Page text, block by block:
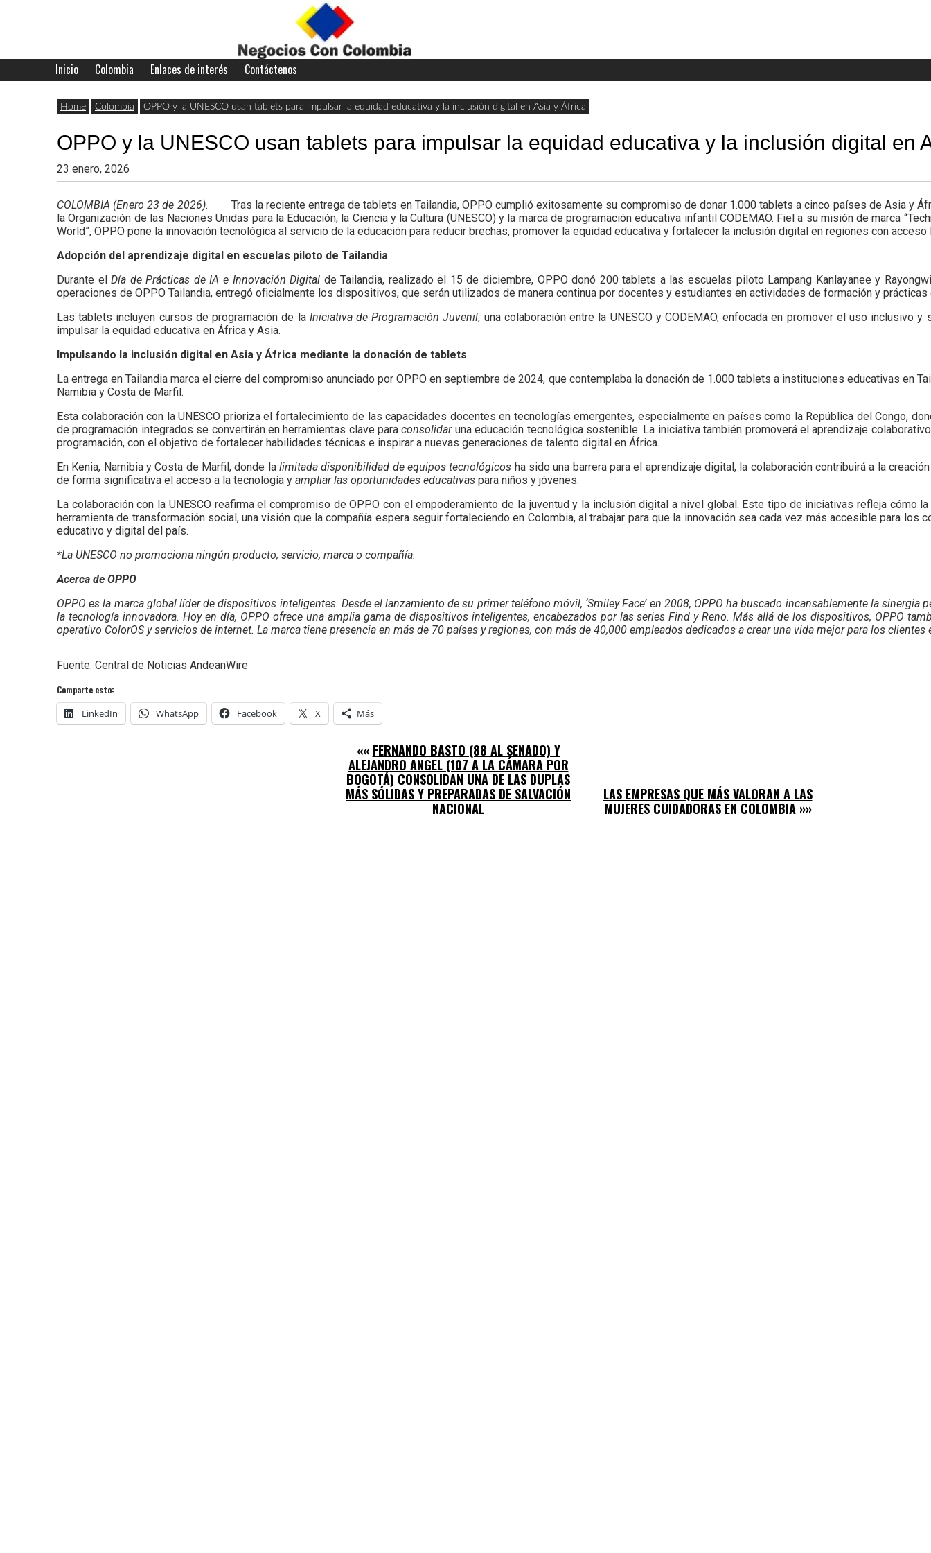
Negocios
con
Colombia
Últimas
noticias,
y
actualidad
de
negocios
con
Colombia.
Widget
Inicio Colombia Enlaces de interés Contáctenos
Home Colombia OPPO y la UNESCO usan tablets para impulsar la equidad educativa y la inclusión digital en Asia y África
OPPO y la UNESCO usan tablets para impulsar la equidad educativa y la inclusión digital en
23 enero, 2026
COLOMBIA (Enero 23 de 2026). Tras la reciente entrega de tablets en Tailandia, OPPO cumplió exitosamente su compromiso de donar 1.000 tablets a cinco países de Asia y
la Organización de las Naciones Unidas para la Educación, la Ciencia y la Cultura (UNESCO) y la marca de programación educativa infantil CODEMAO. Fiel a su misión de marca
World”, OPPO pone la innovación tecnológica al servicio de la educación para reducir brechas, promover la equidad educativa y fortalecer la inclusión digital en regiones con
Adopción del aprendizaje digital en escuelas piloto de Tailandia
Durante elDía de Prácticas de IA e Innovación Digital de Tailandia, realizado el 15 de diciembre, OPPO donó 200 tablets a las escuelas piloto Lampang Kanlayanee y
operaciones de OPPO Tailandia, entregó oficialmente los dispositivos, que serán utilizados de manera continua por docentes y estudiantes en actividades de formación y prácticas
Las tablets incluyen cursos de programación de la Iniciativa de Programación Juvenil, una colaboración entre la UNESCO y CODEMAO, enfocada en promover el uso inclusivo
impulsar la equidad educativa en África y Asia.
Impulsando la inclusión digital en Asia y África mediante la donación de tablets
La entrega en Tailandia marca el cierre del compromiso anunciado por OPPO en septiembre de 2024, que contemplaba la donación de 1.000 tablets a instituciones educativas en
Namibia y Costa de Marfil.
Esta colaboración con la UNESCO prioriza el fortalecimiento de las capacidades docentes en tecnologías emergentes, especialmente en países como la República del Congo,
de programación integrados se convertirán en herramientas clave paraconsolidaruna educación tecnológica sostenible. La iniciativa también promoverá el aprendizaje
programación, con el objetivo de fortalecer habilidades técnicas e inspirar a nuevas generaciones de talento digital en África.
En Kenia, Namibia y Costa de Marfil, donde la limitada disponibilidad de equipos tecnológicos ha sido una barrera para el aprendizaje digital, la colaboración contribuirá a la
de forma significativa el acceso a la tecnología y ampliar las oportunidades educativas para niños y jóvenes.
La colaboración con la UNESCO reafirma el compromiso de OPPO con el empoderamiento de la juventud y la inclusión digital a nivel global. Este tipo de iniciativas refleja cómo
herramienta de transformación social, una visión que la compañía espera seguir fortaleciendo en Colombia, al trabajar para que la innovación sea cada vez más accesible para los
educativo y digital del país.
*La UNESCO no promociona ningún producto, servicio, marca o compañía.
Acerca de OPPO
OPPO es la marca global líder de dispositivos inteligentes. Desde el lanzamiento de su primer teléfono móvil, ‘Smiley Face’ en 2008, OPPO ha buscado incansablemente la sinergia
la tecnología innovadora. Hoy en día, OPPO ofrece una amplia gama de dispositivos inteligentes, encabezados por las series Find y Reno. Más allá de los dispositivos, OPPO
operativo ColorOS y servicios de internet. La marca tiene presencia en más de 70 países y regiones, con más de 40,000 empleados dedicados a crear una vida mejor para los
Fuente: Central de Noticias AndeanWire
Comparte esto:
LinkedIn WhatsApp Facebook X Más
«« FERNANDO BASTO (88 AL SENADO) Y
ALEJANDRO ANGEL (107 A LA CÁMARA POR
BOGOTÁ) CONSOLIDAN UNA DE LAS DUPLAS
MÁS SÓLIDAS Y PREPARADAS DE SALVACIÓN
NACIONAL
LAS EMPRESAS QUE MÁS VALORAN A LAS
MUJERES CUIDADORAS EN COLOMBIA»»